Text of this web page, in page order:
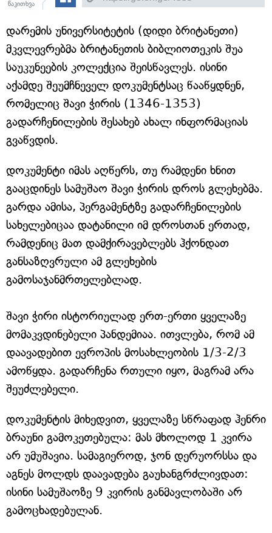
წაკითხვა
დარემის უნივერსიტეტის (დიდი ბრიტანეთი)
მკვლევრებმა ბრიტანეთის ბიბლიოთეკის შუა
საუკუნეების კოლექცია შეისწავლეს. ისინი
აქამდე შეუმჩნეველ დოკუმენტსაც წააწყდნენ,
რომელიც შავი ჭირის (1346-1353)
გადარჩენილების შესახებ ახალ ინფორმაციას
გვაწვდის.
დოკუმენტი იმას აღწერს, თუ რამდენი ხნით
გააცდინეს სამუშაო შავი ჭირის დროს გლეხებმა.
გარდა ამისა, პერგამენტზე გადარჩენილების
სახელებიცაა დატანილი იმ დროსთან ერთად,
რამდენიც მათ დამქირავებლებს ჰქონდათ
განსაზღვრული ამ გლეხების
გამოსაჯანმრთელებლად.
შავი ჭირი ისტორიულად ერთ-ერთი ყველაზე
მომაკვდინებელი პანდემიაა. ითვლება, რომ ამ
დაავადებით ევროპის მოსახლეობის 1/3-2/3
ამოწყდა. გადარჩენა რთული იყო, მაგრამ არა
შეუძლებელი.
დოკუმენტის მიხედვით, ყველაზე სწრაფად ჰენრი
ბრაუნი გამოკეთებულა: მას მხოლოდ 1 კვირა
არ უმუშავია. სამაგიეროდ, ჯონ დერუორსსა და
აგნეს მოლდს დაავადება გაუხანგრძლივდათ:
ისინი სამუშაოზე 9 კვირის განმავლობაში არ
გამოცხადებულან.